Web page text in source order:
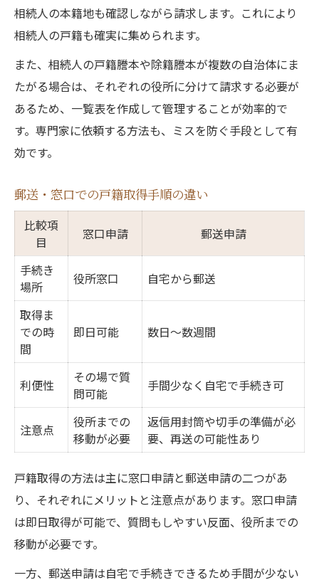
相続人の本籍地も確認しながら請求します。これにより
相続人の戸籍も確実に集められます。
また、相続人の戸籍謄本や除籍謄本が複数の自治体にま
たがる場合は、それぞれの役所に分けて請求する必要が
あるため、一覧表を作成して管理することが効率的で
す。専門家に依頼する方法も、ミスを防ぐ手段として有
効です。
郵送・窓口での戸籍取得手順の違い
比較項
目
窓口申請 郵送申請
手続き
場所
役所窓口 自宅から郵送
取得ま
での時
間
即日可能 数日〜数週間
利便性
その場で質
問可能
手間少なく自宅で手続き可
注意点
役所までの
移動が必要
返信用封筒や切手の準備が必
要、再送の可能性あり
戸籍取得の方法は主に窓口申請と郵送申請の二つがあ
り、それぞれにメリットと注意点があります。窓口申請
は即日取得が可能で、質問もしやすい反面、役所までの
移動が必要です。
一方、郵送申請は自宅で手続きできるため手間が少ない